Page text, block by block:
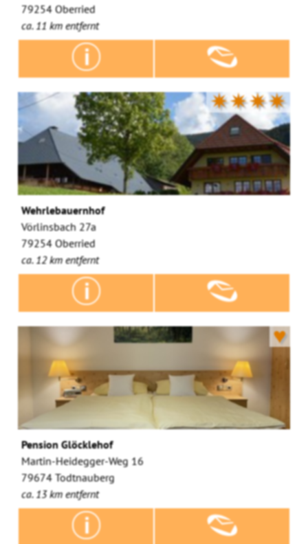
79254 Oberried
ca. 11 km entfernt
✷✷✷✷
Wehrlebauernhof
Vörlinsbach 27a
79254 Oberried
ca. 12 km entfernt
♥
Pension Glöcklehof
Martin-Heidegger-Weg 16
79674 Todtnauberg
ca. 13 km entfernt